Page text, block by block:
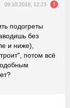
09.10.2018, 12:23
подогреты
без
и ниже),
потом всё